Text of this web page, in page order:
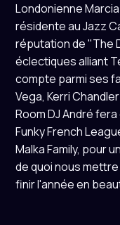
Londonienne
résidente au Jazz
réputation de "The
éclectiques alliant
compte parmi ses
Vega, Kerri
Room DJ André
Funky French
Malka Family, pour
de quoi nous
finir l'année en